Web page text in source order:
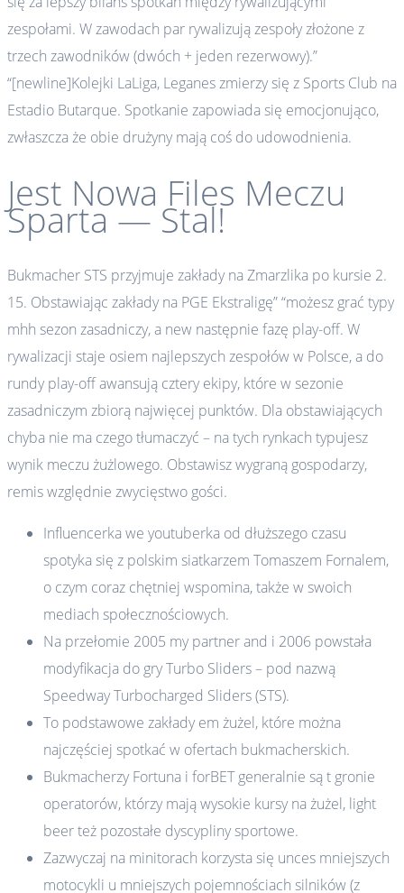
zespołami. W zawodach par rywalizują zespoły złożone z
trzech zawodników (dwóch + jeden rezerwowy).”
“[newline]Kolejki LaLiga, Leganes zmierzy się z Sports Club na
Estadio Butarque. Spotkanie zapowiada się emocjonująco,
zwłaszcza że obie drużyny mają coś do udowodnienia.
Jest Nowa Files Meczu
Sparta — Stal!
Bukmacher STS przyjmuje zakłady na Zmarzlika po kursie 2.
15. Obstawiając zakłady na PGE Ekstraligę” “możesz grać typy
mhh sezon zasadniczy, a new następnie fazę play-off. W
rywalizacji staje osiem najlepszych zespołów w Polsce, a do
rundy play-off awansują cztery ekipy, które w sezonie
zasadniczym zbiorą najwięcej punktów. Dla obstawiających
chyba nie ma czego tłumaczyć – na tych rynkach typujesz
wynik meczu żużlowego. Obstawisz wygraną gospodarzy,
remis względnie zwycięstwo gości.
Influencerka we youtuberka od dłuższego czasu
spotyka się z polskim siatkarzem Tomaszem Fornalem,
o czym coraz chętniej wspomina, także w swoich
mediach społecznościowych.
Na przełomie 2005 my partner and i 2006 powstała
modyfikacja do gry Turbo Sliders – pod nazwą
Speedway Turbocharged Sliders (STS).
To podstawowe zakłady em żużel, które można
najczęściej spotkać w ofertach bukmacherskich.
Bukmacherzy Fortuna i forBET generalnie są t gronie
operatorów, którzy mają wysokie kursy na żużel, light
beer też pozostałe dyscypliny sportowe.
Zazwyczaj na minitorach korzysta się unces mniejszych
motocykli u mniejszych pojemnościach silników (z